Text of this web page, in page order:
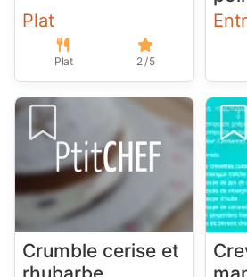
Plat
Plat 2 / 5
Crumble cerise et